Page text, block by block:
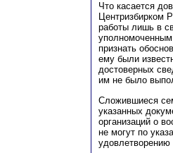
Что касается
Центризбирком
работы лишь в
уполномоченным
признать
ему были
достоверных
им не было
Сложившиеся
указанных
организаций о
не могут по
удовлетворению